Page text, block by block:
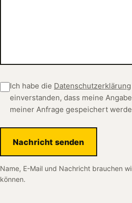
Ich habe die Datenschutzerklärung
einverstanden, dass meine
meiner Anfrage gespeichert
Nachricht senden
Name, E-Mail und Nachricht brauchen
können.